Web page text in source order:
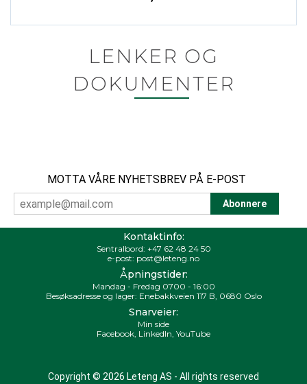
LENKER OG
DOKUMENTER
MOTTA VÅRE NYHETSBREV PÅ E-POST
Kontaktinfo:
Sentralbord: +47 62 48 24 50
e-post: post@leteng.no
Åpningstider:
Mandag - Fredag 0700 - 16:00
Besøksadresse og lager: Enebakkveien 117 B, 0680 Oslo
Snarveier:
Min side
Facebook, LinkedIn, YouTube
Copyright © 2026 Leteng AS - All rights reserved